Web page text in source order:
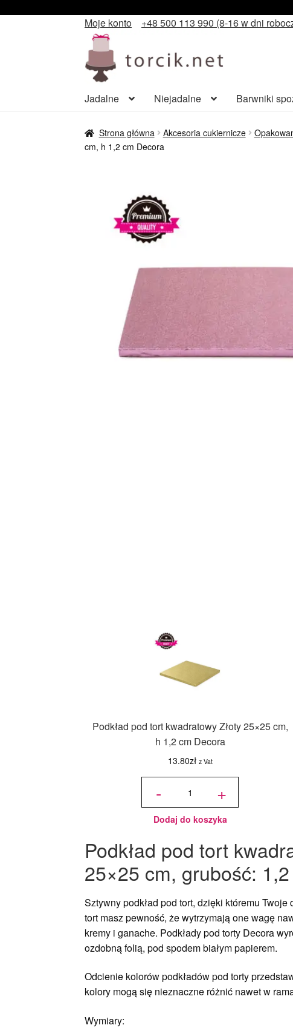
Moje konto
+48 500 113 990 (8-16 w dni
Przejdź
do
nawigacji
Przejdź
do
treści
Jadalne Niejadalne Barwniki
Strona główna Akcesoria cukiernicze
cm, h 1,2 cm Decora
Podkład pod tort kwadratowy Złoty 25×25 cm,
h 1,2 cm Decora
13.80zł z Vat
-
ilość
kwadratowy
Złoty 25x25
cm Decora +
Dodaj do koszyka
Podkład pod tort
25×25 cm, grubość:
Sztywny podkład pod tort, dzięki któremu
tort masz pewność, że wytrzymają one wagę
kremy i ganache. Podkłady pod torty Decora
ozdobną folią, pod spodem białym papierem.
Odcienie kolorów podkładów pod torty
kolory mogą się nieznaczne różnić nawet w
Wymiary: